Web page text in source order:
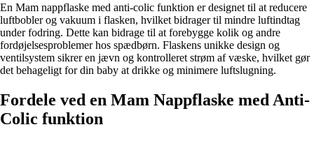
En Mam nappflaske med anti-colic funktion er designet til at reducere
luftbobler og vakuum i flasken, hvilket bidrager til mindre luftindtag
under fodring. Dette kan bidrage til at forebygge kolik og andre
fordøjelsesproblemer hos spædbørn. Flaskens unikke design og
ventilsystem sikrer en jævn og kontrolleret strøm af væske, hvilket gør
det behageligt for din baby at drikke og minimere luftslugning.
Fordele ved en Mam Nappflaske med Anti-
Colic funktion